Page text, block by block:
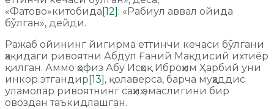
«Фатово»китобида [12] : «Рабиул аввал ойида
бўлган», дейди.
Ражаб ойининг йигирма еттинчи кечаси бўлгани
ҳақидаги ривоятни Абдул Ғаний Мақдисий ихтиёр
қилган. Аммо ҳофиз Абу Исҳоқ Иброҳим Ҳарбий уни
инкор этгандир [13] , қолаверса, барча муҳаддис
уламолар ривоятнинг саҳиҳ эмаслигини бир
овоздан таъкидлашган.